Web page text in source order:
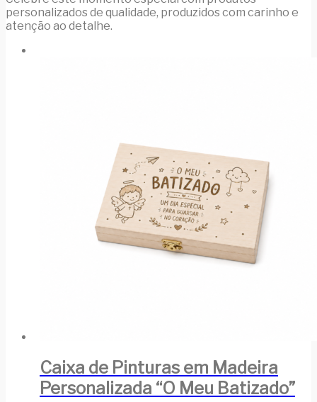
personalizados de qualidade, produzidos com carinho e
atenção ao detalhe.
Caixa de Pinturas em Madeira
Personalizada “O Meu Batizado”